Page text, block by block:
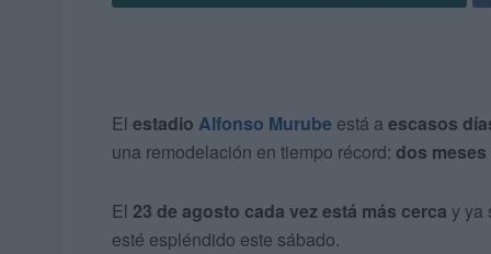
El estadio Alfonso Murube está a escasos
una remodelación en tiempo récord: dos
El 23 de agosto cada vez está más cerca y ya
esté espléndido este sábado.